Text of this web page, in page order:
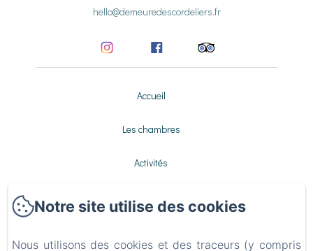
hello@demeuredescordeliers.fr
Accueil
Les chambres
Activités
Notre site utilise des cookies
Nous utilisons des cookies et des traceurs (y compris